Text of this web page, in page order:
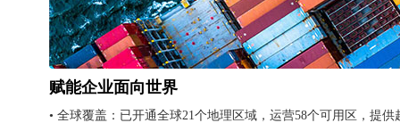
赋能企业面向世界
• 全球覆盖：已开通全球21个地理区域，运营58个可用区，提